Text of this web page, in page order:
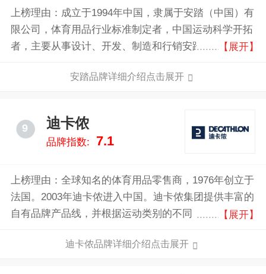
上榜理由：成立于1994年中国，隶属于安踏（中国）有
限公司，体育用品行业标准制定者，中国运动科学开拓
者，主要从事设计、开发、制造和行销安踏品牌的体育
体育用品和时尚鞋品系列。认真做好每一件衣服每一双
【展开】
安踏品牌详细介绍点击展开
9 迪卡侬
品牌指数: 7.1
上榜理由：全球知名的体育用品零售商，1976年创立于
法国。2003年迪卡侬进入中国。迪卡侬集团提供丰富的
自有品牌产品线，并根据运动类别的不同，目前拥有超
专业运动爱好者，迪卡侬都能提供运动服饰、装备以及
【展开】
迪卡侬品牌详细介绍点击展开